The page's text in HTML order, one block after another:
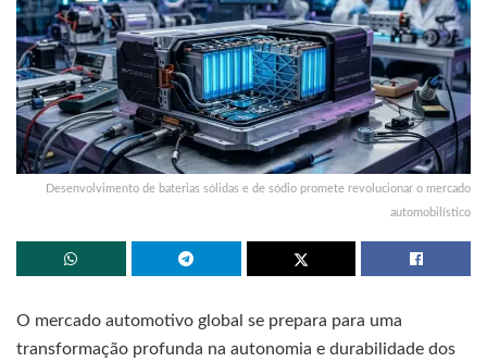
Desenvolvimento de baterias sólidas e de sódio promete revolucionar o mercado
automobilístico
O mercado automotivo global se prepara para uma
transformação profunda na autonomia e durabilidade dos